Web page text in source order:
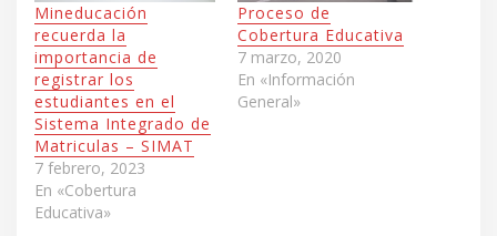
Mineducación
recuerda la
importancia de
registrar los
estudiantes en el
Sistema Integrado de
Matriculas – SIMAT
7 febrero, 2023
En «Cobertura
Educativa»
Proceso de
Cobertura Educativa
7 marzo, 2020
En «Información
General»